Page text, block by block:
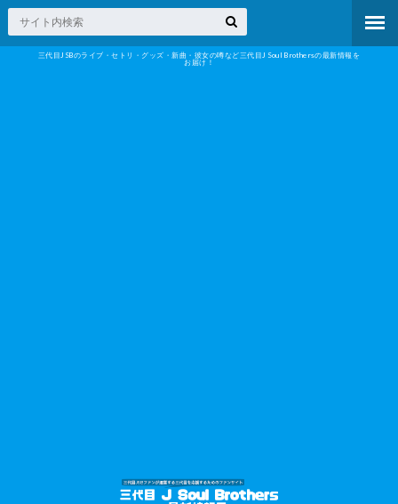
三代目JSBのライブ・セトリ・グッズ・新曲・彼女の噂など三代目J Soul Brothersの最新情報を
お届け！